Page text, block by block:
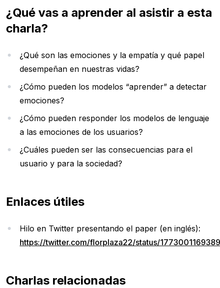
¿Qué vas a aprender al asistir a esta
charla?
¿Qué son las emociones y la empatía y qué papel
desempeñan en nuestras vidas?
¿Cómo pueden los modelos “aprender” a detectar
emociones?
¿Cómo pueden responder los modelos de lenguaje
a las emociones de los usuarios?
¿Cuáles pueden ser las consecuencias para el
usuario y para la sociedad?
Enlaces útiles
Hilo en Twitter presentando el paper (en inglés):
https://twitter.com/florplaza22/status/
Charlas relacionadas